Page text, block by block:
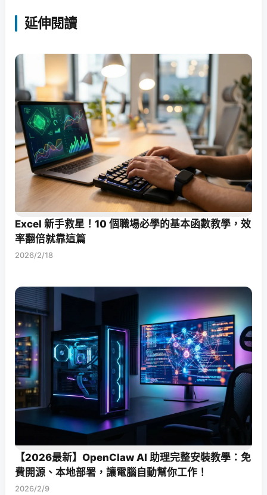
延伸閱讀
Excel 新手救星！10 個職場必學的基本函數教學，效
率翻倍就靠這篇
2026/2/18
【2026最新】OpenClaw AI 助理完整安裝教學：免
費開源、本地部署，讓電腦自動幫你工作！
2026/2/9